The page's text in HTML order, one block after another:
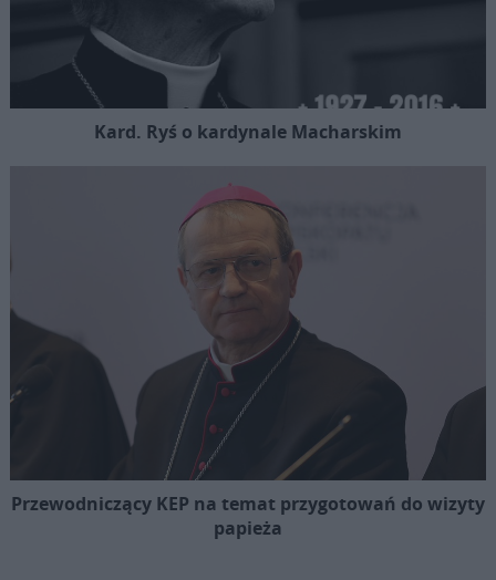
Kard. Ryś o kardynale Macharskim
Przewodniczący KEP na temat przygotowań do wizyty
papieża